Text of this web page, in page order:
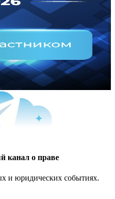
канал о праве
и юридических событиях.